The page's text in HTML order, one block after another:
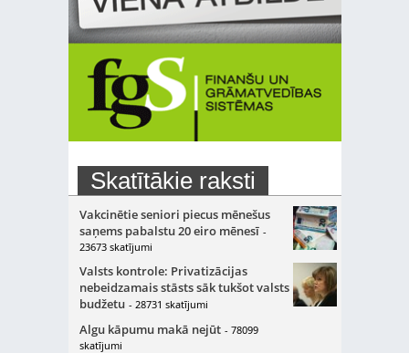
Skatītākie raksti
Vakcinētie seniori piecus mēnešus
saņems pabalstu 20 eiro mēnesī -
23673 skatījumi
Valsts kontrole: Privatizācijas
nebeidzamais stāsts sāk tukšot valsts
budžetu - 28731 skatījumi
Algu kāpumu makā nejūt - 78099
skatījumi